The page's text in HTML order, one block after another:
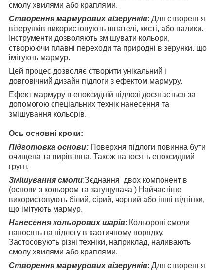
смолу хвилями або краплями.
Створення мармурових візерунків: Для створення
візерунків використовують шпателі, кисті, або валики.
Інструменти дозволяють змішувати кольори,
створюючи плавні переходи та природні візерунки, що
імітують мармур.
Цей процес дозволяє створити унікальний і
довговічний дизайн підлоги з ефектом мармуру.
Ефект мармуру в епоксидній підлозі досягається за
допомогою спеціальних технік нанесення та
змішування кольорів.
Ось основні кроки:
Підготовка основи: Поверхня підлоги повинна бути
очищена та вирівняна. Також наносять епоксидний
грунт.
Змішування смоли:Зєднання двох компонентів
(основи з кольором та загущувача ) Найчастіше
використовують білий, сірий, чорний або інші відтінки,
що імітують мармур.
Нанесення кольорових шарів: Кольорові смоли
наносять на підлогу в хаотичному порядку.
Застосовують різні техніки, наприклад, наливають
смолу хвилями або краплями.
Створення мармурових візерунків: Для створення